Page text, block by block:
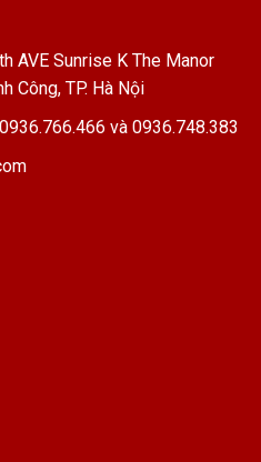
AVE Sunrise K The Manor
Công, TP. Hà Nội
và 0936.748.383